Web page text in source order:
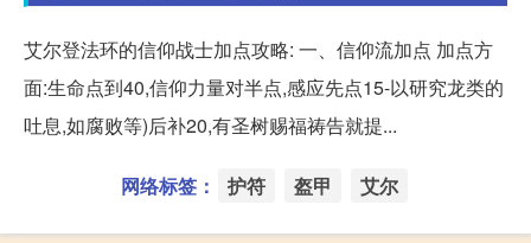
艾尔登法环的信仰战士加点攻略: 一、信仰流加点 加点方
面:生命点到40,信仰力量对半点,感应先点15-以研究龙类的
吐息,如腐败等)后补20,有圣树赐福祷告就提...
网络标签： 护符 盔甲 艾尔